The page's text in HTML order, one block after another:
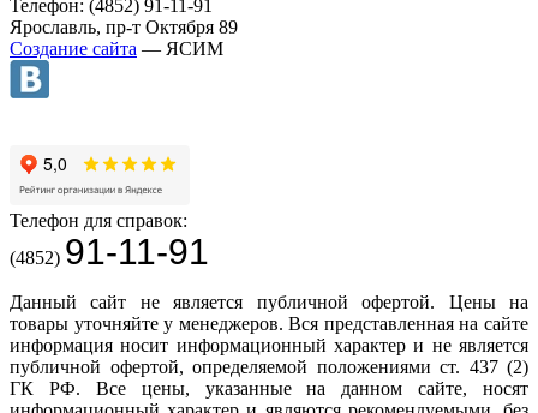
Телефон: (4852) 91-11-91
Ярославль, пр-т Октября 89
Создание сайта — ЯСИМ
Телефон для справок:
(4852) 91-11-91
Данный сайт не является публичной офертой. Цены на
товары уточняйте у менеджеров. Вся представленная на сайте
информация носит информационный характер и не является
публичной офертой, определяемой положениями ст. 437 (2)
ГК РФ. Все цены, указанные на данном сайте, носят